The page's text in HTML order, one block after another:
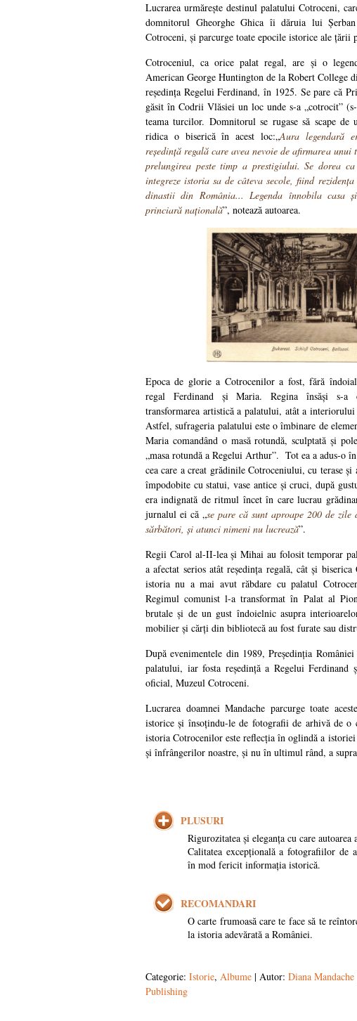
Lucrarea urmărește destinul palatului Cotroceni,
domnitorul Gheorghe Ghica îi dăruia lui
Cotroceni, și parcurge toate epocile istorice ale țării
Cotroceniul, ca orice palat regal, are și o
American George Huntington de la Robert College
reședința Regelui Ferdinand, în 1925. Se pare că
găsit în Codrii Vlăsiei un loc unde s-a „cotrocit”
teama turcilor. Domnitorul se rugase să scape
ridica o biserică în acest loc:„Aura legendară
reședință regală care avea nevoie de afirmarea unui
prelungirea peste timp a prestigiului. Se dorea
integreze istoria sa de câteva secole, fiind
dinastii din România... Legenda înnobila casa
princiară națională”, notează autoarea.
Epoca de glorie a Cotrocenilor a fost, fără
regal Ferdinand și Maria. Regina însăși s-a
transformarea artistică a palatului, atât a
Astfel, sufrageria palatului este o îmbinare de
Maria comandând o masă rotundă, sculptată și
„masa rotundă a Regelui Arthur”. Tot ea a adus-o
cea care a creat grădinile Cotroceniului, cu terase
împodobite cu statui, vase antice și cruci, după
era indignată de ritmul încet în care lucrau
jurnalul ei că „se pare că sunt aproape 200 de
sărbători, și atunci nimeni nu lucrează”.
Regii Carol al-II-lea și Mihai au folosit temporar
a afectat serios atât reședința regală, cât și biserica
istoria nu a mai avut răbdare cu palatul
Regimul comunist l-a transformat în Palat al
brutale și de un gust îndoielnic asupra
mobilier și cărți din bibliotecă au fost furate sau
După evenimentele din 1989, Președinția
palatului, iar fosta reședință a Regelui Ferdinand
oficial, Muzeul Cotroceni.
Lucrarea doamnei Mandache parcurge toate
istorice și însoțindu-le de fotografii de arhivă de o
istoria Cotrocenilor este reflecția în oglindă a
și înfrângerilor noastre, și nu în ultimul rând, a
PLUSURI
Rigurozitatea și eleganța cu care autoarea
Calitatea excepțională a fotografiilor de
în mod fericit informația istorică.
RECOMANDARI
O carte frumoasă care te face să te
la istoria adevărată a României.
Categorie: Istorie, Albume | Autor: Diana Mandache
Publishing